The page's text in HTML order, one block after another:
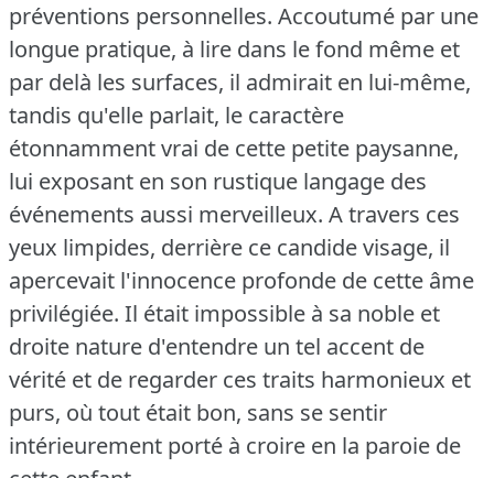
préventions personnelles. Accoutumé par une
longue pratique, à lire dans le fond même et
par delà les surfaces, il admirait en lui-même,
tandis qu'elle parlait, le caractère
étonnamment vrai de cette petite paysanne,
lui exposant en son rustique langage des
événements aussi merveilleux. A travers ces
yeux limpides, derrière ce candide visage, il
apercevait l'innocence profonde de cette âme
privilégiée. Il était impossible à sa noble et
droite nature d'entendre un tel accent de
vérité et de regarder ces traits harmonieux et
purs, où tout était bon, sans se sentir
intérieurement porté à croire en la paroie de